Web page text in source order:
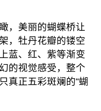
，美丽的蝴蝶桥让
，牡丹花瓣的镂空
蓝、红、紫等渐变
的视觉感受，整个
真正五彩斑斓的“蝴